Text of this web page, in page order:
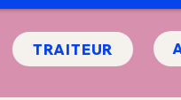
TRAITEUR